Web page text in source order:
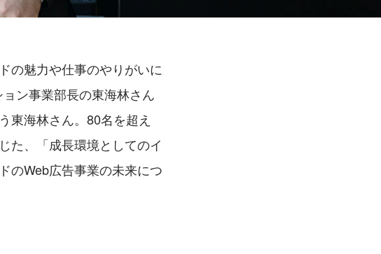
の魅力や仕事のやりがいに
ン事業部長の東海林さん
東海林さん。80名を超え
た、「成長環境としてのイ
のWeb広告事業の未来につ